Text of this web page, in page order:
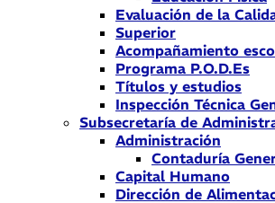
Evaluación de la
Superior
Acompañamiento
Programa P.O.D.Es
Títulos y estudios
Inspección Técnica
Subsecretaría de
Administración
Contaduría
Capital Humano
Dirección de